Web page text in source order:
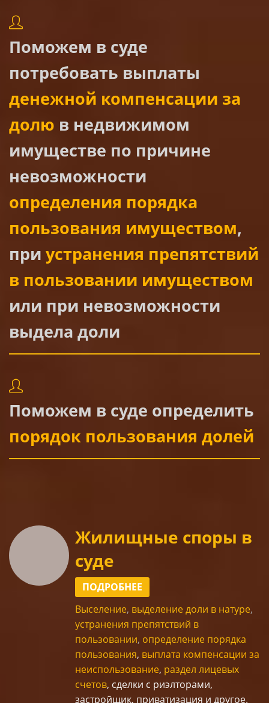
Поможем в суде
потребовать выплаты
денежной компенсации за
долю в недвижимом
имуществе по причине
невозможности
определения порядка
пользования имуществом,
при устранения препятствий
в пользовании имуществом
или при невозможности
выдела доли
Поможем в суде определить
порядок пользования долей
Жилищные споры в
суде
ПОДРОБНЕЕ
Выселение, выделение доли в натуре,
устранения препятствий в
пользовании, определение порядка
пользования, выплата компенсации за
неиспользование, раздел лицевых
счетов, сделки с риэлторами,
застройщик, приватизация и другое.